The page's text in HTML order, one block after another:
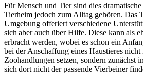
Für Mensch und Tier sind dies
Tierheim jedoch zum Alltag gehören. Das
Umgebung offeriert verschiedene
sich aber auch über Hilfe. Diese kann als
erbracht werden, wobei es schon ein
bei der Anschaffung eines Haustieres
Zoohandlungen setzen, sondern zunächst
sich dort nicht der passende Vierbeiner